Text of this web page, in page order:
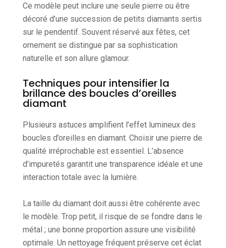
Ce modèle peut inclure une seule pierre ou être
décoré d’une succession de petits diamants sertis
sur le pendentif. Souvent réservé aux fêtes, cet
ornement se distingue par sa sophistication
naturelle et son allure glamour.
Techniques pour intensifier la
brillance des boucles d’oreilles
diamant
Plusieurs astuces amplifient l’effet lumineux des
boucles d’oreilles en diamant. Choisir une pierre de
qualité irréprochable est essentiel. L’absence
d’impuretés garantit une transparence idéale et une
interaction totale avec la lumière.
La taille du diamant doit aussi être cohérente avec
le modèle. Trop petit, il risque de se fondre dans le
métal ; une bonne proportion assure une visibilité
optimale. Un nettoyage fréquent préserve cet éclat